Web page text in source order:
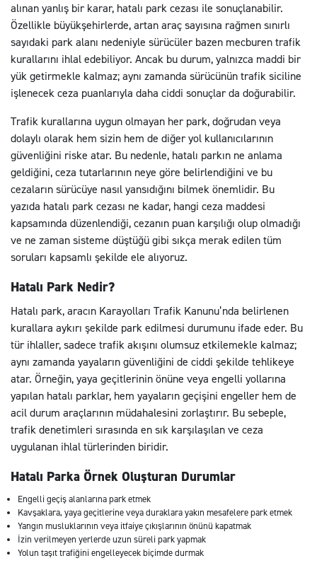
alınan yanlış bir karar, hatalı park cezası ile sonuçlanabilir.
Özellikle büyükşehirlerde, artan araç sayısına rağmen sınırlı
sayıdaki park alanı nedeniyle sürücüler bazen mecburen trafik
kurallarını ihlal edebiliyor. Ancak bu durum, yalnızca maddi bir
yük getirmekle kalmaz; aynı zamanda sürücünün trafik siciline
işlenecek ceza puanlarıyla daha ciddi sonuçlar da doğurabilir.
Trafik kurallarına uygun olmayan her park, doğrudan veya
dolaylı olarak hem sizin hem de diğer yol kullanıcılarının
güvenliğini riske atar. Bu nedenle, hatalı parkın ne anlama
geldiğini, ceza tutarlarının neye göre belirlendiğini ve bu
cezaların sürücüye nasıl yansıdığını bilmek önemlidir. Bu
yazıda hatalı park cezası ne kadar, hangi ceza maddesi
kapsamında düzenlendiği, cezanın puan karşılığı olup olmadığı
ve ne zaman sisteme düştüğü gibi sıkça merak edilen tüm
soruları kapsamlı şekilde ele alıyoruz.
Hatalı Park Nedir?
Hatalı park, aracın Karayolları Trafik Kanunu’nda belirlenen
kurallara aykırı şekilde park edilmesi durumunu ifade eder. Bu
tür ihlaller, sadece trafik akışını olumsuz etkilemekle kalmaz;
aynı zamanda yayaların güvenliğini de ciddi şekilde tehlikeye
atar. Örneğin, yaya geçitlerinin önüne veya engelli yollarına
yapılan hatalı parklar, hem yayaların geçişini engeller hem de
acil durum araçlarının müdahalesini zorlaştırır. Bu sebeple,
trafik denetimleri sırasında en sık karşılaşılan ve ceza
uygulanan ihlal türlerinden biridir.
Hatalı Parka Örnek Oluşturan Durumlar
Engelli geçiş alanlarına park etmek
Kavşaklara, yaya geçitlerine veya duraklara yakın mesafelere park etmek
Yangın musluklarının veya itfaiye çıkışlarının önünü kapatmak
İzin verilmeyen yerlerde uzun süreli park yapmak
Yolun taşıt trafiğini engelleyecek biçimde durmak